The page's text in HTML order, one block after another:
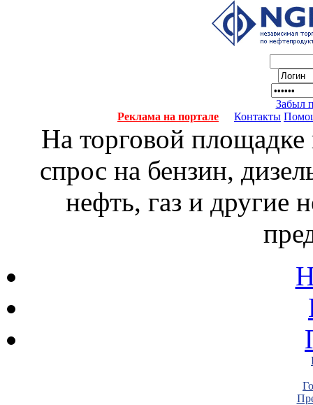
Забыл
Реклама на портале
Контакты
На торговой
спрос на бензин,
нефть, газ и другие